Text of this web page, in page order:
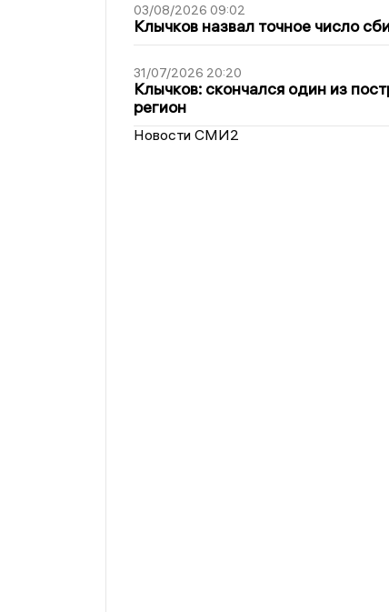
03/08/2026 09:02
Клычков назвал точное число
31/07/2026 20:20
Клычков: скончался один из
регион
Новости СМИ2